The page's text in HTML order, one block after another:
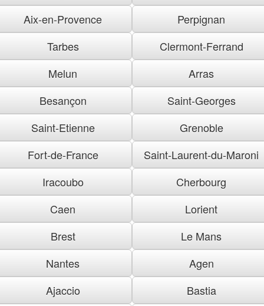
Aix-en-Provence
Perpignan
Tarbes
Clermont-Ferrand
Melun
Arras
Besançon
Saint-Georges
Saint-Etienne
Grenoble
Fort-de-France
Saint-Laurent-du-Maroni
Iracoubo
Cherbourg
Caen
Lorient
Brest
Le Mans
Nantes
Agen
Ajaccio
Bastia